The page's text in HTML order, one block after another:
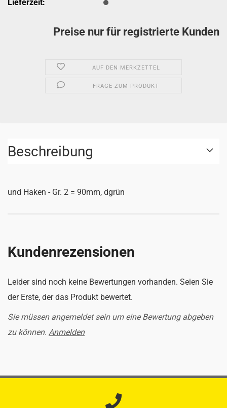
Lieferzeit:
Preise nur für registrierte Kunden
AUF DEN MERKZETTEL
FRAGE ZUM PRODUKT
Beschreibung
und Haken - Gr. 2 = 90mm, dgrün
Kundenrezensionen
Leider sind noch keine Bewertungen vorhanden. Seien Sie
der Erste, der das Produkt bewertet.
Sie müssen angemeldet sein um eine Bewertung abgeben
zu können. Anmelden